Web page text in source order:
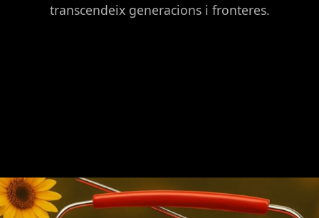
transcendeix generacions i fronteres.